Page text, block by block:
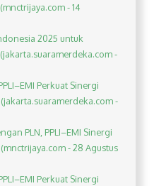
- 14
2025 untuk
-
Perkuat Sinergi
-
PLN, PPLI–EMI Sinergi
- 28 Agustus
Perkuat Sinergi